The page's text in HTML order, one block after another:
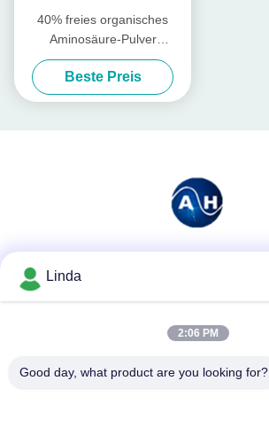
40% freies organisches
Aminosäure-Pulver
landwirtschaftliches 100%
wasserlöslich
Beste Preis
Linda
2:06 PM
Good day, what product are you looking for?